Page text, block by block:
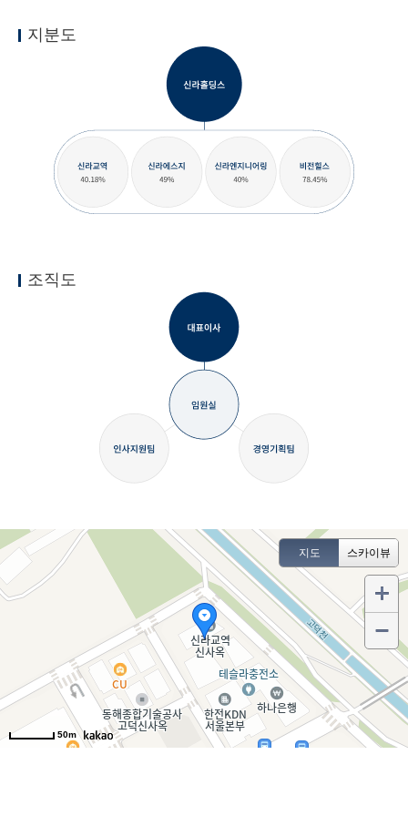
지분도
조직도
찾아오시는 길
(05203)
서울시 강동구 고덕비즈밸리로6길 30, 19층
지도 스카이뷰
50m